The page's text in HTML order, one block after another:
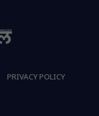
PRIVACY POLICY